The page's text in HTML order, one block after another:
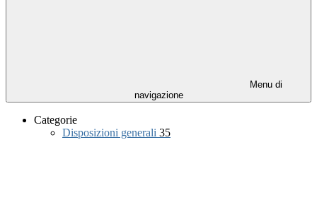
Menu di
navigazione
Categorie
Disposizioni generali 35